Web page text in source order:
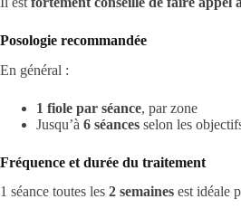
Posologie recommandée
En général :
1 fiole par séance, par zone
Jusqu’à 6 séances selon les
Fréquence et durée du traitement
1 séance toutes les 2 semaines est idéale